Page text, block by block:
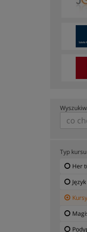
Typ kursu
Her